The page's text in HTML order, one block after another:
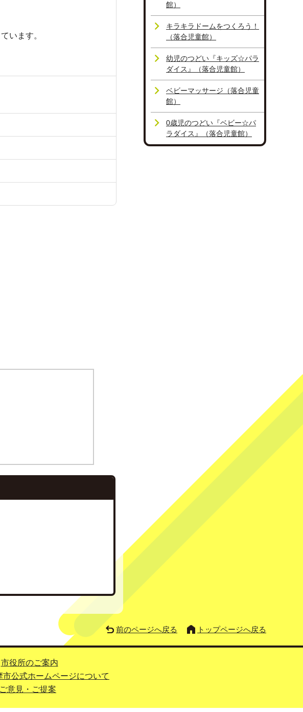
います。
館）
キラキラドームをつくろう！
（落合児童館）
幼児のつどい『キッズ☆パラ
ダイス』（落合児童館）
ベビーマッサージ（落合児童
館）
0歳児のつどい『ベビー☆パ
ラダイス』（落合児童館）
前のページへ戻る トップページへ戻る
市役所のご案内
市公式ホームページについて
意見・ご提案